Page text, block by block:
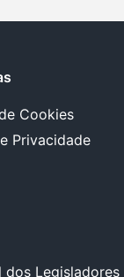
Cookies
Privacidade